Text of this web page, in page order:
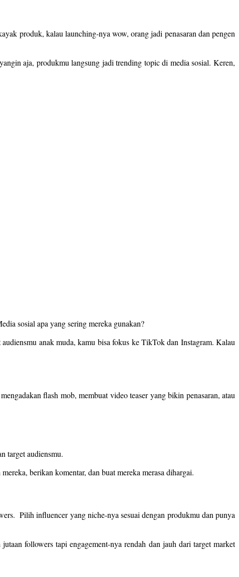
produk, kalau launching-nya wow, orang jadi penasaran dan pengen
aja, produkmu langsung jadi trending topic di media sosial. Keren,
sosial apa yang sering mereka gunakan?
anak muda, kamu bisa fokus ke TikTok dan Instagram. Kalau
flash mob, membuat video teaser yang bikin penasaran, atau
target audiensmu.
berikan komentar, dan buat mereka merasa dihargai.
Pilih influencer yang niche-nya sesuai dengan produkmu dan punya
followers tapi engagement-nya rendah dan jauh dari target market